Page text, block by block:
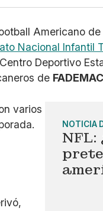
Americano
Nacional Infantil
Deportivo
de
NOTICIA
NFL: